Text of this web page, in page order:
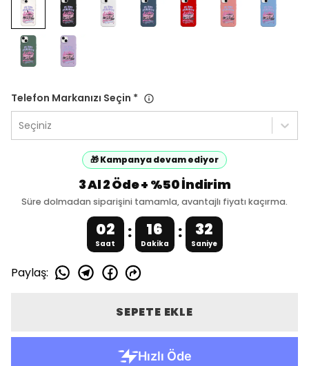
Telefon Markanızı Seçin *
Seçiniz
🎁 Kampanya devam ediyor
3 Al 2 Öde + %50 İndirim
Süre dolmadan siparişini tamamla, avantajlı fiyatı kaçırma.
02
Saat
: 16
Dakika
: 32
Saniye
Paylaş:
SEPETE EKLE